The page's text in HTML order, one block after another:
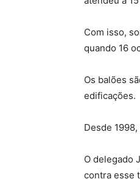
Com isso,
quando 16
Os balões
edificações.
Desde
O delegado
contra esse